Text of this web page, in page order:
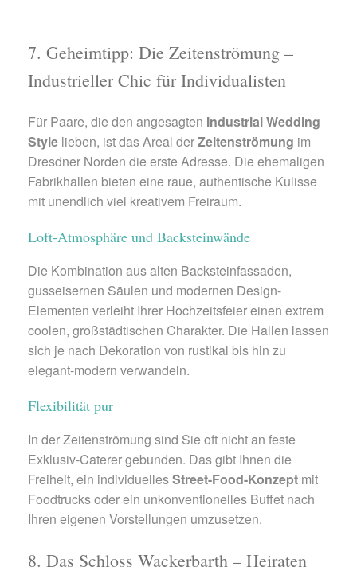
7. Geheimtipp: Die Zeitenströmung –
Industrieller Chic für Individualisten
Für Paare, die den angesagten Industrial Wedding
Style lieben, ist das Areal derZeitenströmung im
Dresdner Norden die erste Adresse. Die ehemaligen
Fabrikhallen bieten eine raue, authentische Kulisse
mit unendlich viel kreativem Freiraum.
Loft-Atmosphäre und Backsteinwände
Die Kombination aus alten Backsteinfassaden,
gusseisernen Säulen und modernen Design-
Elementen verleiht Ihrer Hochzeitsfeier einen extrem
coolen, großstädtischen Charakter. Die Hallen lassen
sich je nach Dekoration von rustikal bis hin zu
elegant-modern verwandeln.
Flexibilität pur
In der Zeitenströmung sind Sie oft nicht an feste
Exklusiv-Caterer gebunden. Das gibt Ihnen die
Freiheit, ein individuellesStreet-Food-Konzept mit
Foodtrucks oder ein unkonventionelles Buffet nach
Ihren eigenen Vorstellungen umzusetzen.
8. Das Schloss Wackerbarth – Heiraten